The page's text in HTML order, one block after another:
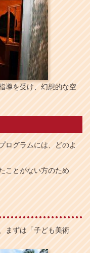
導を受け、幻想的な空
ログラムには、どのよ
ことがない方のため
まずは「子ども美術